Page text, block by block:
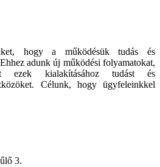
hogy a működésük tudás és
adunk új működési folyamatokat,
ezek kialakításához tudást és
Célunk, hogy ügyfeleinkkel
3.